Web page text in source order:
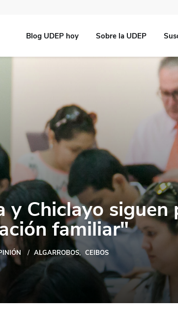
Blog UDEP hoy Sobre la UDEP
y Chiclayo siguen
familiar"
ALGARROBOS CEIBOS